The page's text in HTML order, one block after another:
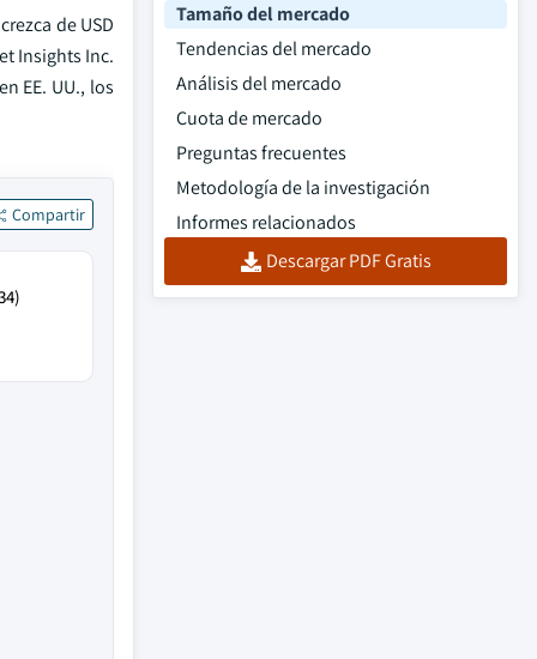
de USD
Insights Inc.
EE. UU., los
Compartir
Tamaño del mercado
Tendencias del mercado
Análisis del mercado
Cuota de mercado
Preguntas frecuentes
Metodología de la investigación
Informes relacionados
Descargar PDF Gratis